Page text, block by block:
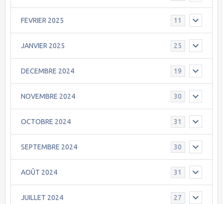
FEVRIER 2025 11
JANVIER 2025 25
DECEMBRE 2024 19
NOVEMBRE 2024 30
OCTOBRE 2024 31
SEPTEMBRE 2024 30
AOÛT 2024 31
JUILLET 2024 27